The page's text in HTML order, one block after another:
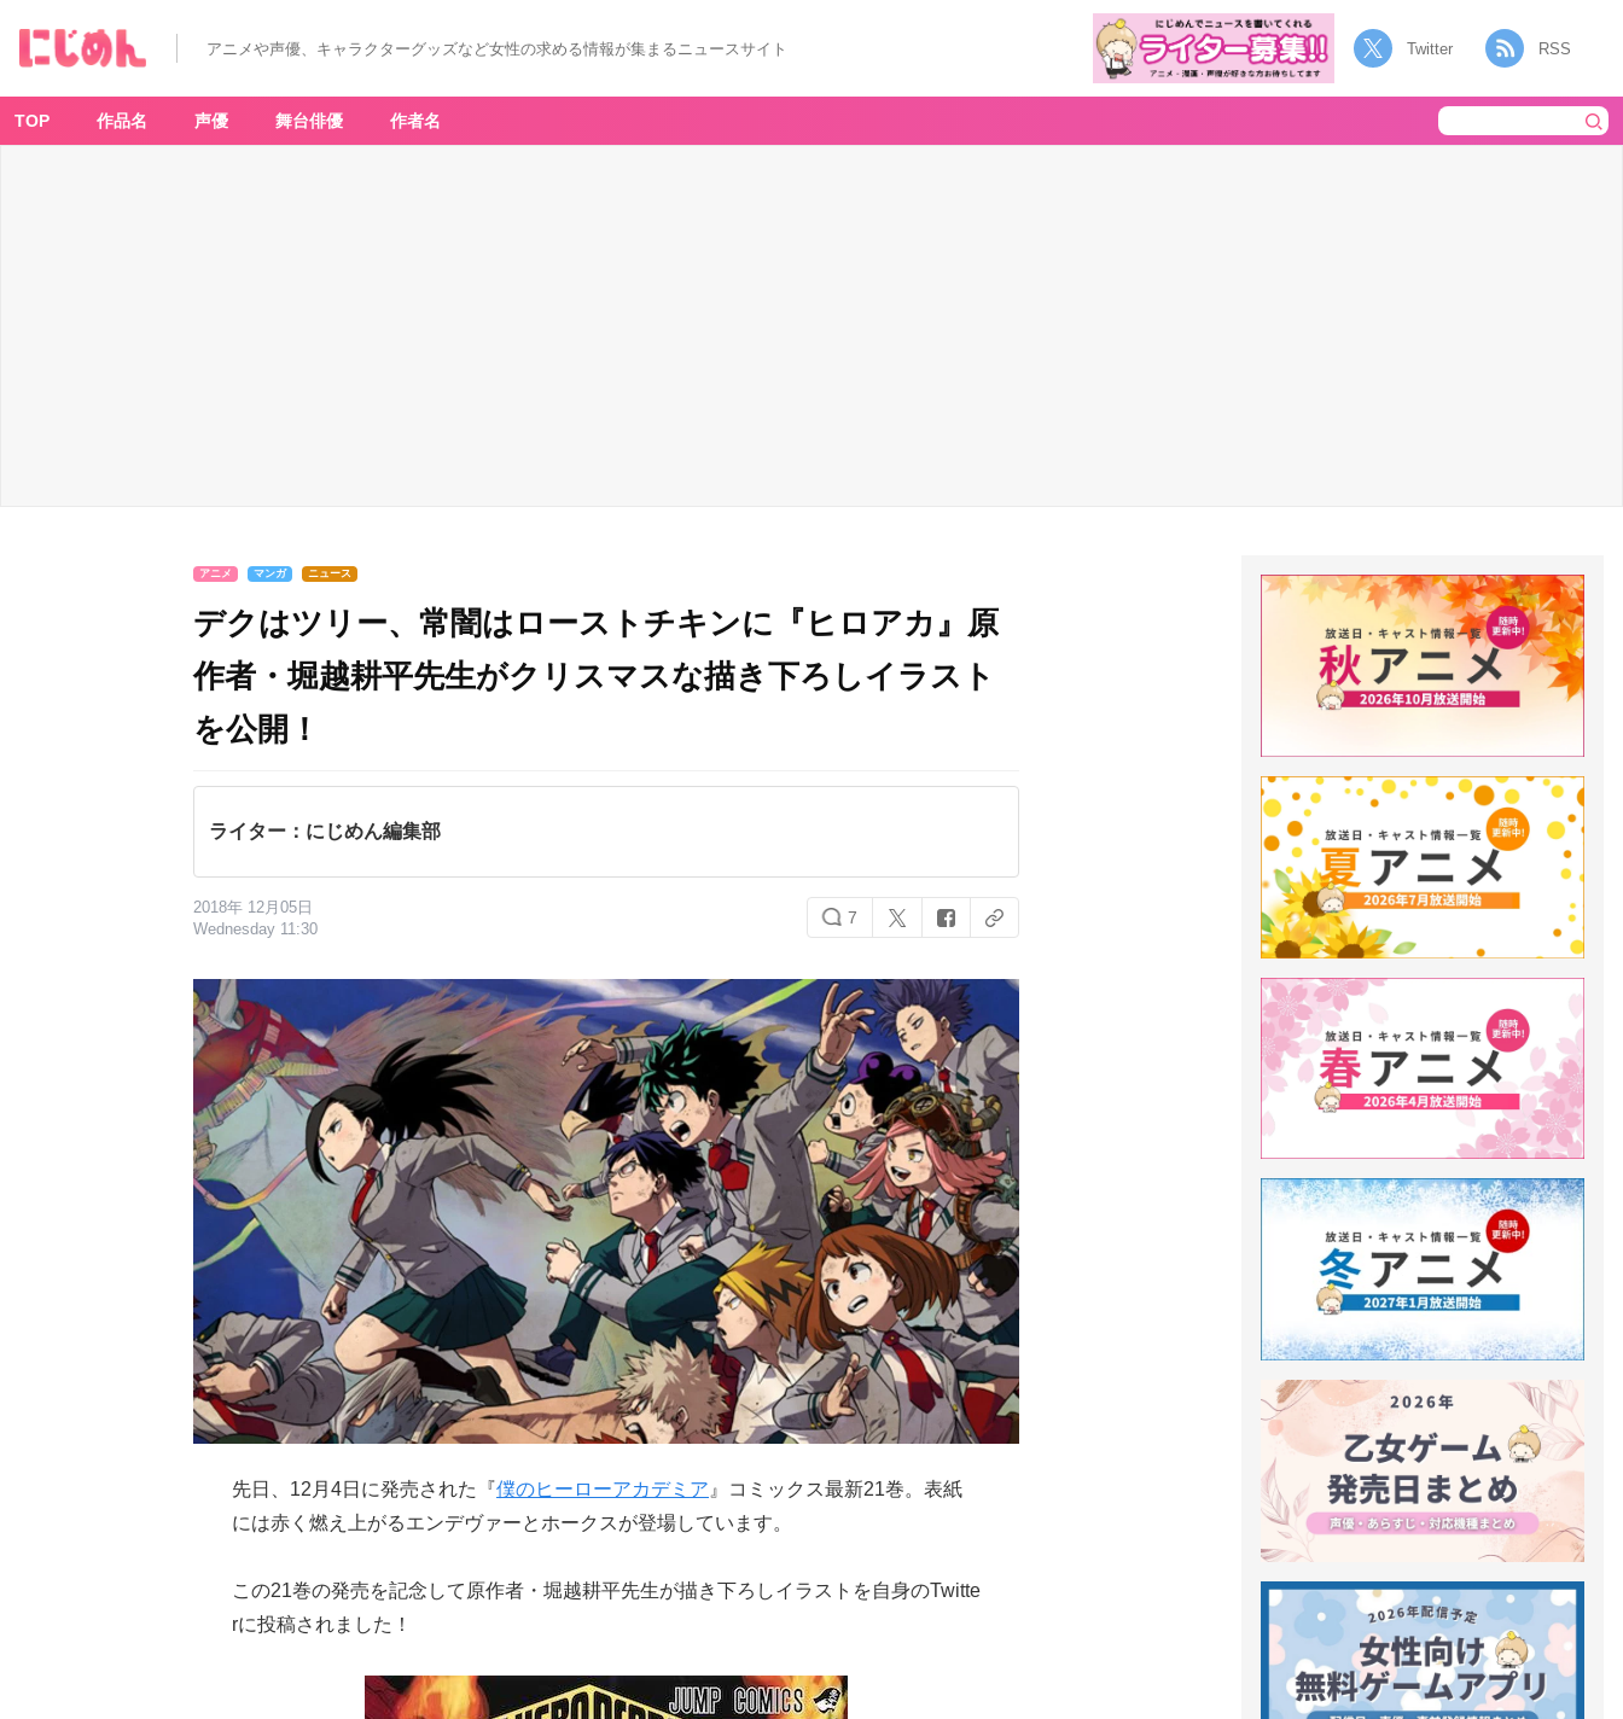
アニメや声優、キャラクターグッズなど女性の求める情報が集まるニュースサイト Twitter RSS
TOP 作品名 声優 舞台俳優 作者名
アニメ マンガ ニュース
デクはツリー、常闇はローストチキンに『ヒロアカ』原
作者・堀越耕平先生がクリスマスな描き下ろしイラスト
を公開！
ライター：にじめん編集部
2018年 12月05日
Wednesday 11:30
7
先日、12月4日に発売された『僕のヒーローアカデミア 』コミックス最新21巻。表紙
には赤く燃え上がるエンデヴァーとホークスが登場しています。
この21巻の発売を記念して原作者・堀越耕平先生が描き下ろしイラストを自身のTwitte
rに投稿されました！